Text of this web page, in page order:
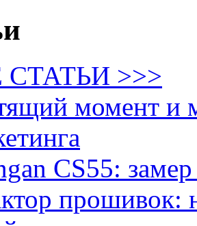
СТАТЬИ >>>
момент и
CS55:
прошивок: